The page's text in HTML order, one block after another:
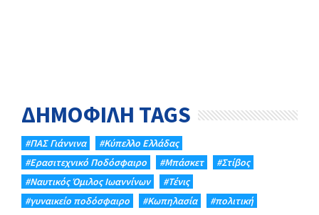
ΔΗΜΟΦΙΛΗ TAGS
#ΠΑΣ Γιάννινα
#Κύπελλο Ελλάδας
#Eρασιτεχνικό Ποδόσφαιρο
#Μπάσκετ
#Στίβος
#Ναυτικός Όμιλος Ιωαννίνων
#Τένις
#γυναικείο ποδόσφαιρο
#Κωπηλασία #πολιτική